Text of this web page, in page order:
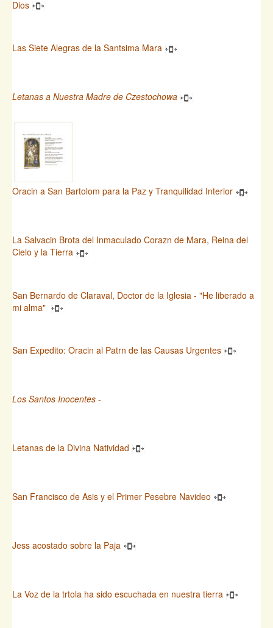
Dios
Las Siete Alegras de la Santsima Mara
Letanas a Nuestra Madre de Czestochowa
Oracin a San Bartolom para la Paz y Tranquilidad Interior
La Salvacin Brota del Inmaculado Corazn de Mara, Reina del
Cielo y la Tierra
San Bernardo de Claraval, Doctor de la Iglesia - "He liberado a
mi alma"
San Expedito: Oracin al Patrn de las Causas Urgentes
Los Santos Inocentes -
Letanas de la Divina Natividad
San Francisco de Asis y el Primer Pesebre Navideo
Jess acostado sobre la Paja
La Voz de la trtola ha sido escuchada en nuestra tierra